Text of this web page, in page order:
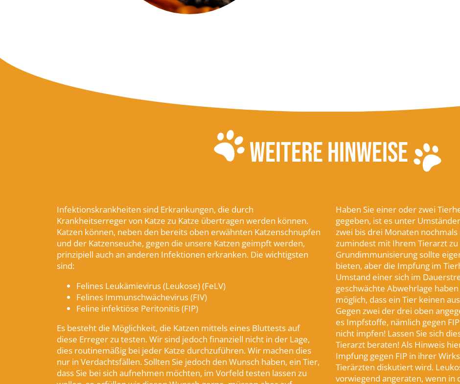
WEITERE HINWEISE
Infektionskrankheiten sind Erkrankungen, die durch
Krankheitserreger von Katze zu Katze übertragen werden können.
Katzen können, neben den bereits oben erwähnten Katzenschnupfen
und der Katzenseuche, gegen die unsere Katzen geimpft werden,
prinzipiell auch an anderen Infektionen erkranken. Die wichtigsten
sind:
Felines Leukämievirus (Leukose) (FeLV)
Felines Immunschwächevirus (FIV)
Feline infektiöse Peritonitis (FIP)
Es besteht die Möglichkeit, die Katzen mittels eines Bluttests auf
diese Erreger zu testen. Wir sind jedoch finanziell nicht in der Lage,
dies routinemäßig bei jeder Katze durchzuführen. Wir machen dies
nur in Verdachtsfällen. Sollten Sie jedoch den Wunsch haben, ein Tier,
dass Sie bei sich aufnehmen möchten, im Vorfeld testen lassen zu
Haben Sie einer oder zwei
gegeben, ist es unter
zwei bis drei Monaten
zumindest mit Ihrem Tierarzt zu
Grundimmunisierung sollte
bieten, aber die Impfung im
Umstand einer sich im
geschwächte Abwehrlage
möglich, dass ein Tier keinen
Gegen zwei der drei oben
es Impfstoffe, nämlich gegen
nicht impfen! Lassen Sie sich
Tierarzt beraten! Als Hinweis
Impfung gegen FIP in ihrer
Tierärzten diskutiert wird.
vorwiegend angeraten, wenn in